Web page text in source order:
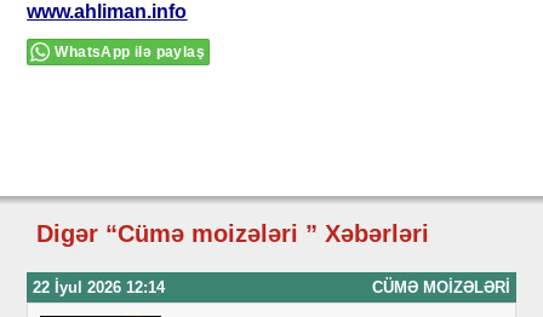
www.ahliman.info
WhatsApp ilə paylaş
Digər “Cümə moizələri ” Xəbərləri
22 İyul 2026 12:14 CÜMƏ MOIZƏLƏRI